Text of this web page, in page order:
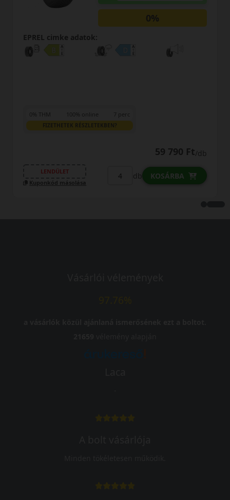
0%
EPREL cimke adatok:
0% THM 100% online 7 perc
FIZETHETEK RÉSZLETEKBEN?
59 790 Ft/db
LENDÜLET
Kuponkód másolása
db KOSÁRBA